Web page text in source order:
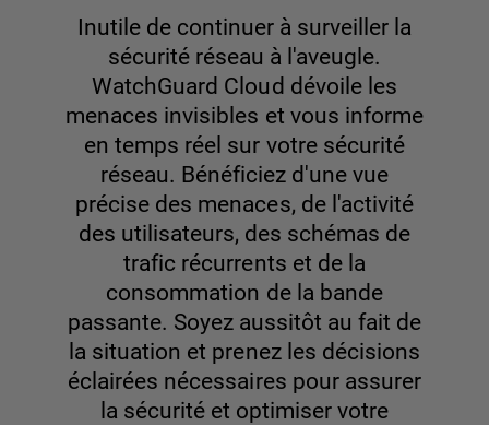
Inutile de continuer à surveiller la
sécurité réseau à l'aveugle.
WatchGuard Cloud dévoile les
menaces invisibles et vous informe
en temps réel sur votre sécurité
réseau. Bénéficiez d'une vue
précise des menaces, de l'activité
des utilisateurs, des schémas de
trafic récurrents et de la
consommation de la bande
passante. Soyez aussitôt au fait de
la situation et prenez les décisions
éclairées nécessaires pour assurer
la sécurité et optimiser votre